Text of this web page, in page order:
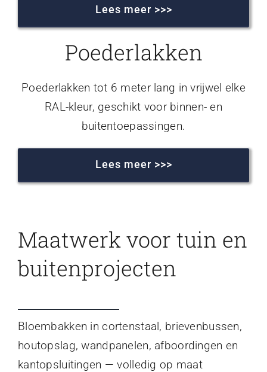
Lees meer >>>
Poederlakken
Poederlakken tot 6 meter lang in vrijwel elke
RAL-kleur, geschikt voor binnen- en
buitentoepassingen.
Lees meer >>>
Maatwerk voor tuin en
buitenprojecten
Bloembakken in cortenstaal, brievenbussen,
houtopslag, wandpanelen, afboordingen en
kantopsluitingen — volledig op maat